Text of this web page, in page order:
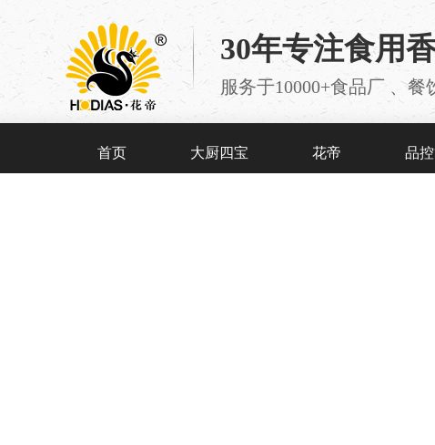
30年专注食用
服务于10000+食品厂 、
首页 大厨四宝 花帝 品